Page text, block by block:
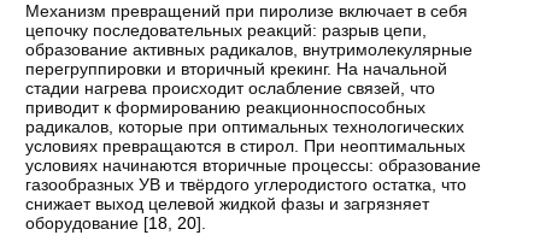
Механизм превращений при пиролизе включает в себя
цепочку последовательных реакций: разрыв цепи,
образование активных радикалов, внутримолекулярные
перегруппировки и вторичный крекинг. На начальной
стадии нагрева происходит ослабление связей, что
приводит к формированию реакционноспособных
радикалов, которые при оптимальных технологических
условиях превращаются в стирол. При неоптимальных
условиях начинаются вторичные процессы: образование
газообразных УВ и твёрдого углеродистого остатка, что
снижает выход целевой жидкой фазы и загрязняет
оборудование [18,20].